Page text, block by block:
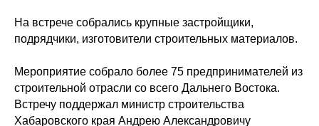
На встрече собрались крупные застройщики,
подрядчики, изготовители строительных материалов.
Мероприятие собрало более 75 предпринимателей из
строительной отрасли со всего Дальнего Востока.
Встречу поддержал министр строительства
Хабаровского края Андрею Александровичу